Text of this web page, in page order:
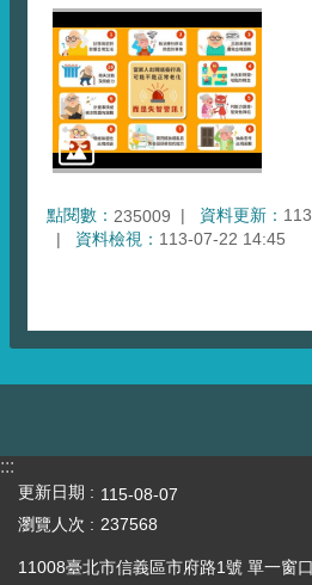
點閱數： 235009 資料更新：
資料檢視： 113-07-22 14:45
:::
更新日期
115-08-07
瀏覽人次
237568
11008臺北市信義區市府路1號 單一窗